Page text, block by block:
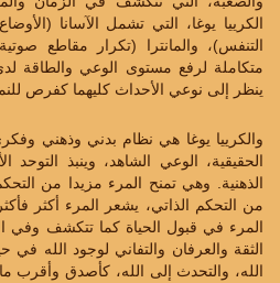
الكرييا يوغا، التي تشمل الآسانا (الأوضاع
التنفس)، والمانترا (تكرار مقاطع
متكاملة لرفع مستوى الوعي والطاقة
ينظر إلى نوعي الأحداث كليهما كفرص
والكرييا يوغا هي نظام بدني وذهني
الحقيقية، الوعي الشاهد، وينبذ التوحد
الذهنية. وهي تمنح المرء مزيدا من
من التحكم الذاتي، يشعر المرء أكثر
المرء في قبول الحياة كما تتكشف وفي
الثقة والعرفان والتفاني لوجود الله في
الله، والتحدث إلى الله، كأصدق وأقرب